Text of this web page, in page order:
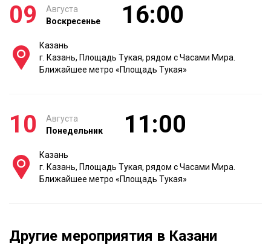
09
Августа
Воскресенье
16:00
Казань
г. Казань, Площадь Тукая, рядом с Часами Мира.
Ближайшее метро «Площадь Тукая»
10
Августа
Понедельник
11:00
Казань
г. Казань, Площадь Тукая, рядом с Часами Мира.
Ближайшее метро «Площадь Тукая»
Другие мероприятия в Казани